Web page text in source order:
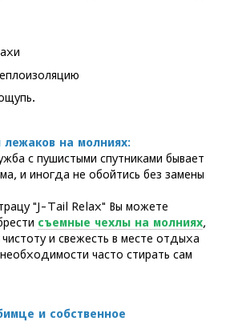
на молниях:
с пушистыми спутниками бывает
и иногда не обойтись без замены
"J-Tail Relax" Вы можете
съемные чехлы на молниях,
и свежесть в месте отдыха
часто стирать сам
и собственное